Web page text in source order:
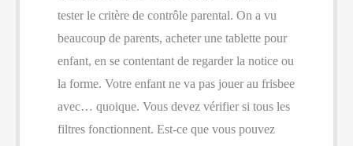
tester le critère de contrôle parental. On a vu
beaucoup de parents, acheter une tablette pour
enfant, en se contentant de regarder la notice ou
la forme. Votre enfant ne va pas jouer au frisbee
avec… quoique. Vous devez vérifier si tous les
filtres fonctionnent. Est-ce que vous pouvez